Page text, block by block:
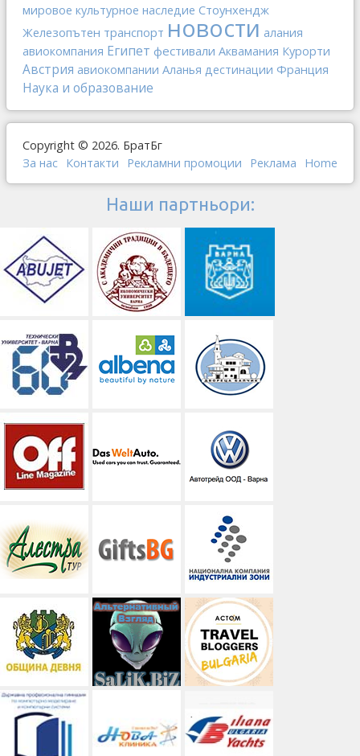
мировое культурное наследие Стоунхендж
Железопътен транспорт новости алания
авиокомпания Египет фестивали Аквамания Курорти
Австрия авиокомпании Аланья дестинации Франция
Наука и образование
Copyright © 2026. БратБг
За нас Контакти Рекламни промоции Реклама Home
Наши партньори: